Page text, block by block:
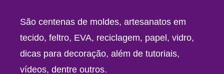
São centenas de moldes, artesanatos em
tecido, feltro, EVA, reciclagem, papel, vidro,
dicas para decoração, além de tutoriais,
vídeos, dentre outros.